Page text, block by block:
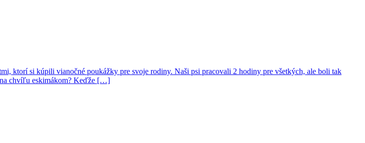
ktorí si kúpili vianočné poukážky pre svoje rodiny. Naši psi pracovali 2 hodiny pre všetkých, ale boli tak
na chvíľu eskimákom? Keďže […]